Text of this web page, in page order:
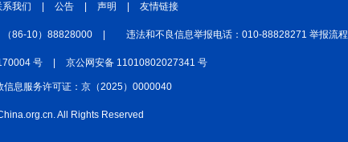
系我们 公告 声明 友情链接
（86-10）88828000 违法和不良信息举报电话：010-88828271 举报流程
号 京公网安备 11010802027341 号
信息服务许可证：京（2025）0000040
All Rights Reserved